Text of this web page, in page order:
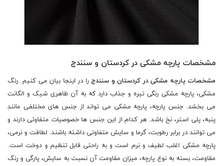
مشخصات پارچه مشکی در کردستان و سنندج
مشخصات پارچه مشکی در کردستان و سنندج را در اینجا بیان می کنیم. رنگ
مشکی، پارچه مشکی رنگی تیره و جذاب دارد که به آن ظاهری شیک و الگانت
می بخشد. جنس پارچه، پارچه مشکی می تواند از جنس های مختلفی مانند
پنبه، پلی استر، نخ باشد. هر کدام از این جنس ها خصوصیات متفاوتی دارند و
می توانند در برابر رطوبت، گرما و سایش متفاوتی داشته باشند. لطافت و نرمی،
پارچه مشکی اغلب لطیف و نرم است و به راحتی قابل تنظیم و دوخت است.
مقاومت، بسته به نوع پارچه، میزان مقاومت آن نسبت به سایش، پارگی و رنگ